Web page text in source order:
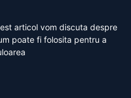
articol vom discuta despre
poate fi folosita pentru a